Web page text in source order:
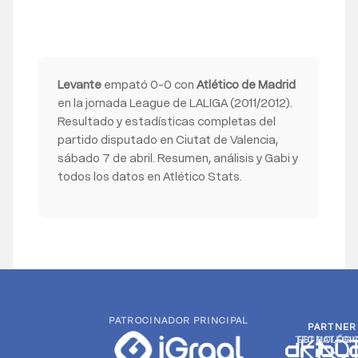
Levante empató 0-0 con Atlético de Madrid
en la jornada League de LALIGA (2011/2012).
Resultado y estadísticas completas del
partido disputado en Ciutat de Valencia,
sábado 7 de abril. Resumen, análisis y Gabi y
todos los datos en Atlético Stats.
PARTNER
PATROCINADOR PRINCIPAL
PARTNER